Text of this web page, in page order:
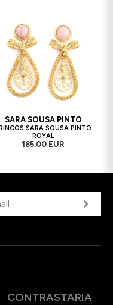
SARA SOUSA PINTO
SARA SOUSA PINTO
ROYAL
185.00 EUR
CONTRASTARIA